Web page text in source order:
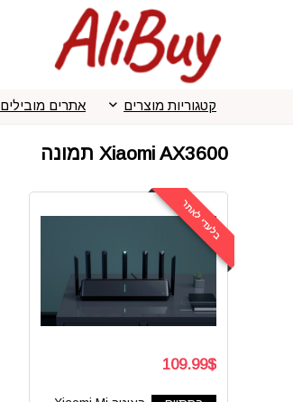
קטגוריות מוצרים אתרים מובילים
Xiaomi AX3600 תמונה
בלעדי לאתר
109.99$